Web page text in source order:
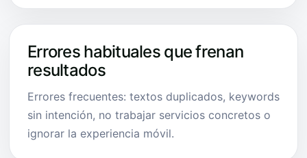
Errores habituales que frenan
resultados
Errores frecuentes: textos duplicados, keywords
sin intención, no trabajar servicios concretos o
ignorar la experiencia móvil.